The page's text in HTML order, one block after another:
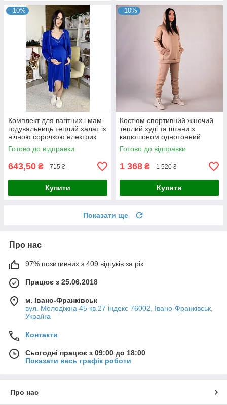
–10%
Комплект для вагітних і мам-
годувальниць теплий халат із
нічною сорочкою електрик
р.44-58
Готово до відправки
643,50 ₴ 715 ₴
Купити
–10%
Костюм спортивний жіночий
теплий худі та штани з
капюшоном однотонний
бежевий 44-58р
Готово до відправки
1 368 ₴ 1 520 ₴
Купити
Показати ще
Про нас
97% позитивних з 409 відгуків за рік
Працює з 25.06.2018
м. Івано-Франківськ
вул. Молодіжна 45 кв.27 індекс 76002, Івано-Франківськ,
Україна
Контакти
Сьогодні працює з 09:00 до 18:00
Показати весь графік роботи
Про нас